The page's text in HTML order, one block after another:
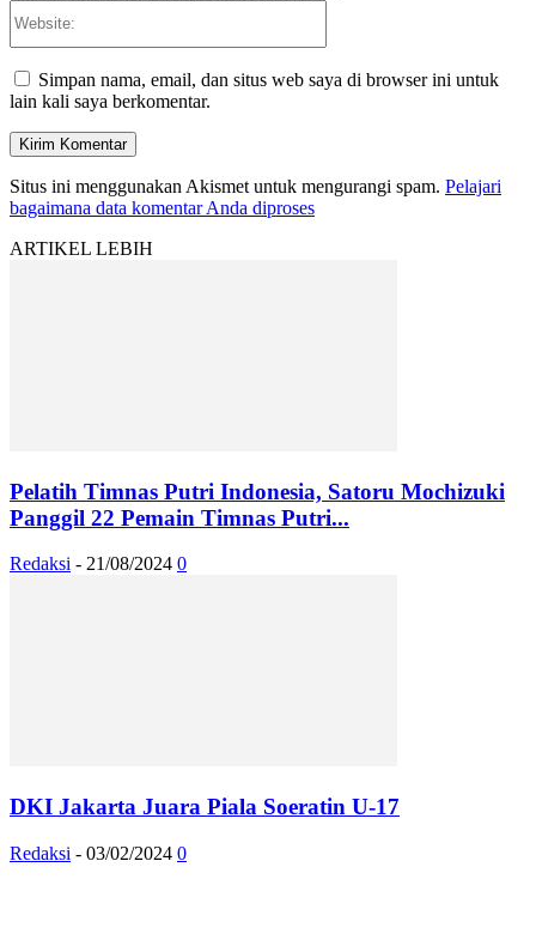
Simpan nama, email, dan situs web saya di browser ini untuk
lain kali saya berkomentar.
Situs ini menggunakan Akismet untuk mengurangi spam. Pelajari
bagaimana data komentar Anda diproses
ARTIKEL LEBIH
Pelatih Timnas Putri Indonesia, Satoru Mochizuki
Panggil 22 Pemain Timnas Putri...
Redaksi - 21/08/2024 0
DKI Jakarta Juara Piala Soeratin U-17
Redaksi - 03/02/2024 0